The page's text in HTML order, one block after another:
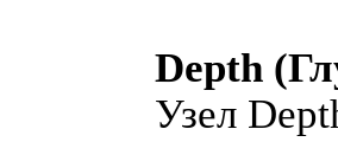
Depth
Узел